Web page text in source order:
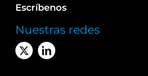
Escríbenos
Nuestras redes